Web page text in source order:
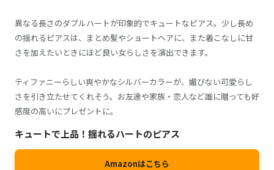
異なる長さのダブルハートが印象的でキュートなピアス。少し長め
の揺れるピアスは、まとめ髪やショートヘアに、また着こなしに甘
さを加えたいときにほど良い女らしさを演出できます。
ティファニーらしい爽やかなシルバーカラーが、媚びない可愛らし
さを引き立たせてくれそう。お友達や家族・恋人など誰に贈っても好
感度の高いにプレゼントに。
キュートで上品！揺れるハートのピアス
Amazonはこちら